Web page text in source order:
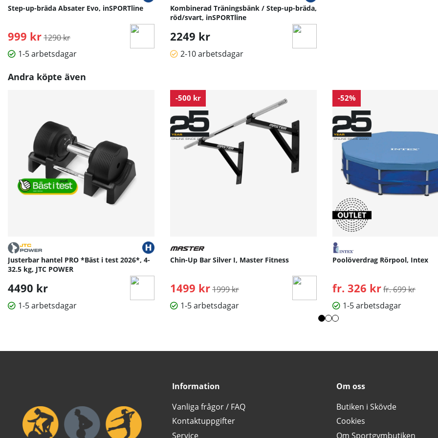
Step-up-bräda Absater Evo, inSPORTline
999 kr Ordinarie pris:
1290 kr
1-5 arbetsdagar
Kombinerad Träningsbänk / Step-up-bräda,
röd/svart, inSPORTline
2249 kr
2-10 arbetsdagar
Andra köpte även
Justerbar hantel PRO *Bäst i test 2026*, 4-
32.5 kg, JTC POWER
4490 kr
1-5 arbetsdagar
-500 kr
Chin-Up Bar Silver I, Master Fitness
1499 kr Ordinarie pris:
1999 kr
1-5 arbetsdagar
-52%
Poolöverdrag Rörpool, Intex
fr. 326 krOrdinarie pris:
fr. 699 kr
1-5 arbetsdagar
Information
Vanliga frågor / FAQ
Kontaktuppgifter
Service
Om oss
Butiken i Skövde
Cookies
Om Sportgymbutiken